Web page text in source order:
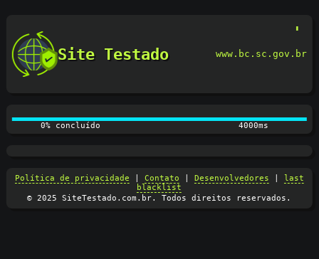
Site Testado www.bc.sc.gov.br
0% concluído 4100ms
Política de privacidade Contato Desenvolvedores
last
blacklist
© 2025 SiteTestado.com.br. Todos direitos reservados.